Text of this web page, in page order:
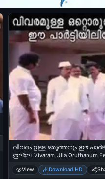
വിവരം ഉള്ള ഒരുത്തനും ഈ
ഇല്ലേ. Vivaram Ulla Oruthanum
Ille.. Mamukkoya
View Download HD